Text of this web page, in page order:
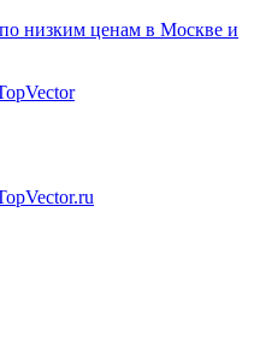
низким ценам в Москве и